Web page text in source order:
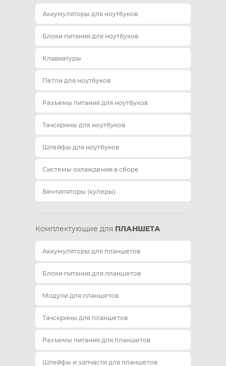
Аккумуляторы для ноутбуков
Блоки питания для ноутбуков
Клавиатуры
Петли для ноутбуков
Разъемы питания для ноутбуков
Тачскрины для ноутбуков
Шлейфы для ноутбуков
Системы охлаждения в сборе
Вентиляторы (кулеры)
Комплектующие для ПЛАНШЕТА
Аккумуляторы для планшетов
Блоки питания для планшетов
Модули для планшетов
Тачскрины для планшетов
Разъемы питания для планшетов
Шлейфы и запчасти для планшетов